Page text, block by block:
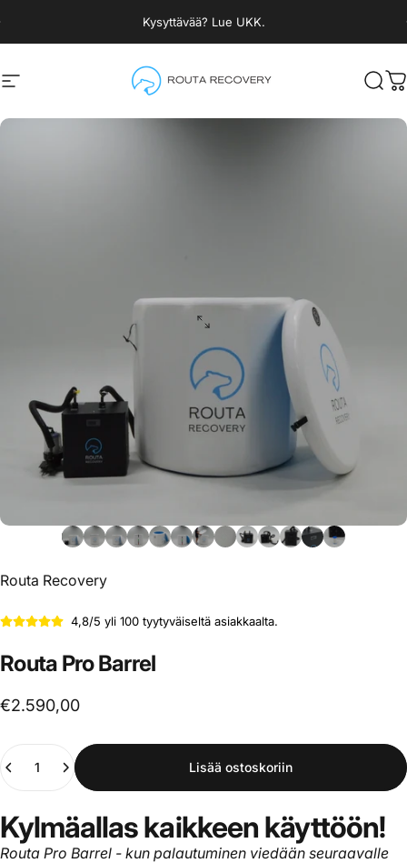
Kysyttävää? Lue UKK.
Sivuston navigaatioRouta Recovery
Routa Recovery
4,8/5 yli 100 tyytyväiseltä asiakkaalta.
Routa ProBarrel
€2.590,00
Lisää ostoskoriin
Kylmäallas kaikkeen käyttöön!
Routa Pro Barrel - kun palautuminen viedään seuraavalle